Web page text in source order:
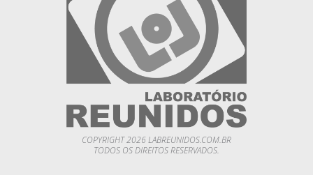
COPYRIGHT 2026 LABREUNIDOS.COM.BR
TODOS OS DIREITOS RESERVADOS.